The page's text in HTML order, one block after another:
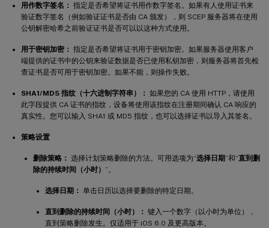
用作数字签名： 指定是否希望将证书用作数字签名。如果有人使用证书来
验证数字签名（例如验证证书是否由 CA 颁发），则 SCEP 服务器将在使用
公钥解密哈希之前验证证书是否可以以这种方式使用。
用于密钥加密： 指定是否希望将证书用于密钥加密。如果服务器使用客户
端提供的证书中的公钥来验证数据是否已使用私钥加密，则服务器将首先检
查证书是否可用于密钥加密。如果不能，则操作失败。
SHA1/MD5 指纹（十六进制字符串）： 如果您的 CA 使用 HTTP，请使用
此字段提供 CA 证书的指纹，设备将使用该指纹在注册期间确认 CA 响应的
真实性。您可以输入 SHA1 或 MD5 指纹，也可以选择证书以导入其签名。
策略设置
删除策略： 选择计划策略删除的方法。可用选项为“选择日期”和“直到删
除的持续时间（小时） ”。
选择日期： 单击日历以选择要删除的特定日期。
直到删除的持续时间（小时）： 键入一个数字（以小时为单位），
直到策略删除发生。仅适用于 iOS 6.0 及更高版本。